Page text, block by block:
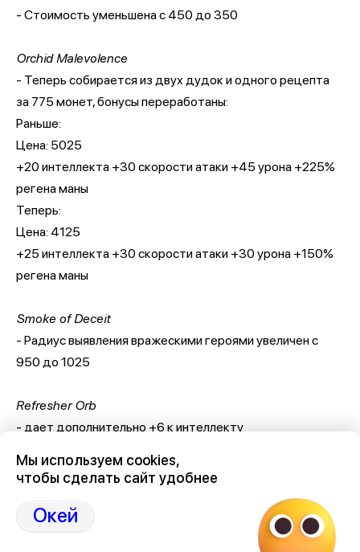
- Стоимость уменьшена с 450 до 350
Orchid Malevolence
- Теперь собирается из двух дудок и одного рецепта
за 775 монет, бонусы переработаны:
Раньше:
Цена: 5025
+20 интеллекта +30 скорости атаки +45 урона +225%
регена маны
Теперь:
Цена: 4125
+25 интеллекта +30 скорости атаки +30 урона +150%
регена маны
Smoke of Deceit
- Радиус выявления вражескими героями увеличен с
950 до 1025
Refresher Orb
- дает дополнительно +6 к интеллекту
Stygian Desolator
Vanguard
Мы используем cookies,
чтобы сделать сайт удобнее
Окей